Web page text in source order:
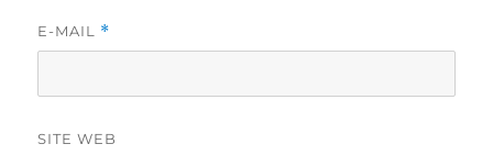
E-MAIL *
SITE WEB